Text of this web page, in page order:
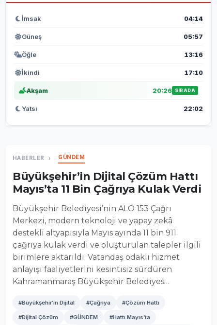
İmsak 04:14
Güneş 05:57
Öğle 13:16
İkindi 17:10
Akşam 20:26 SIRADA
Yatsı 22:02
HABERLER GÜNDEM
Büyükşehir’in Dijital Çözüm Hattı
Mayıs’ta 11 Bin Çağrıya Kulak Verdi
Büyükşehir Belediyesi’nin ALO 153 Çağrı
Merkezi, modern teknoloji ve yapay zekâ
destekli altyapısıyla Mayıs ayında 11 bin 911
çağrıya kulak verdi ve oluşturulan talepler ilgili
birimlere aktarıldı. Vatandaş odaklı hizmet
anlayışı faaliyetlerini kesintisiz sürdüren
Kahramanmaraş Büyükşehir Belediyes…
#Büyükşehir’in Dijital #Çağrıya #Çözüm Hattı
#Dijital Çözüm #GÜNDEM #Hattı Mayıs’ta